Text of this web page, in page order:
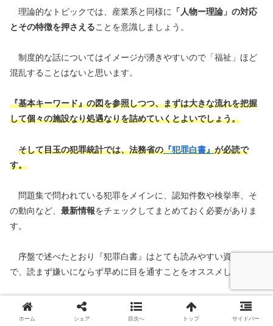
理論的なトピックでは、産業系と同様に
「人物ー理論」の対応
とその特徴を押さえることを意識しましょう。
制度的な話についてはイメージが湧きやすいので「福祉」ほど
混乱することはないと思います。
『基本キーワード』の図を参照しつつ、まずは大きな流れを把握
して個々の施設なり処遇なりを詰めていくとよいでしょう。
そして目玉の犯罪統計では、法務省の『犯罪白書』が必読で
す。
問題集で問われている犯罪をメインに、認知件数や検挙率、そ
の動向など、 最新情報をチェックしてまとめておく必要がありま
す。
序盤で述べたとおり『犯罪白書』はとても読みやすい資料なの
で、読まず嫌いにならず早めに目を通すことをオススメします。
以上が、科目別の学習ポイントのすべてです。
ホーム シェア 目次へ トップ サイドバー